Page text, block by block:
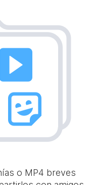
o MP4 breves